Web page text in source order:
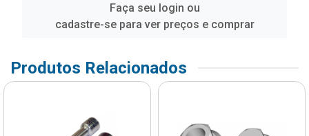
Faça seu login ou
cadastre-se para ver preços e comprar
Produtos Relacionados